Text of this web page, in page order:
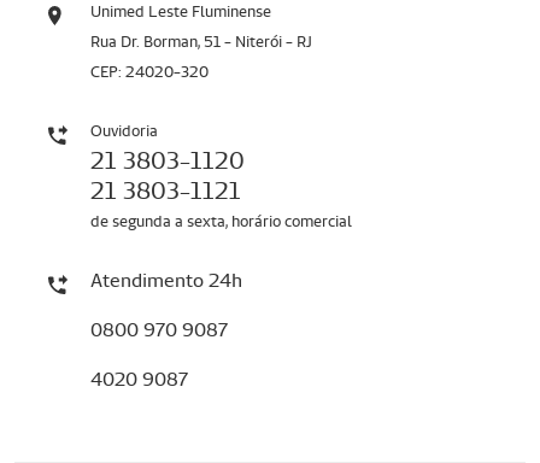
Unimed Leste Fluminense
Rua Dr. Borman, 51 - Niterói - RJ
CEP: 24020-320
Ouvidoria
21 3803-1120
21 3803-1121
de segunda a sexta, horário comercial
Atendimento 24h
0800 970 9087
4020 9087